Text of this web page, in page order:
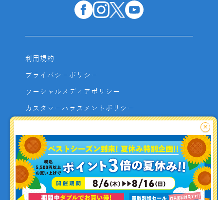
利用規約
プライバシーポリシー
ソーシャルメディアポリシー
カスタマーハラスメントポリシー
よくあるご質問
お問い合わせ
利用者資金の保全方法
×